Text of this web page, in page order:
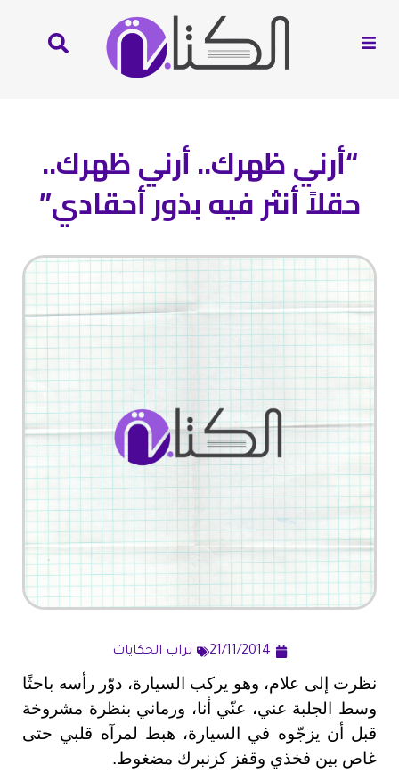
“أرني ظهرك.. أرني ظهرك..
حقلاً أنثر فيه بذور أحقادي”
21/11/2014 تراب الحكايات
نظرت إلى علام، وهو يركب السيارة، دوّر رأسه باحثًا
وسط الجلبة عني، عنّي أنا، ورماني بنظرة مشروخة
قبل أن يزجّوه في السيارة، هبط لمرآه قلبي حتى
غاص بين فخذي وقفز كزنبرك مضغوط.